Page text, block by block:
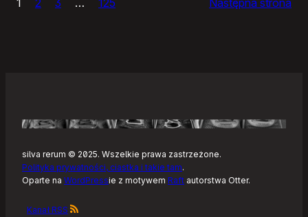
–
Linuksa
silva rerum © 2025. Wszelkie prawa zastrzeżone.
Polityka prywatności, ciastka i takie tam.
Oparte na WordPressie z motywem Raft autorstwa Otter.
Kanał RSS